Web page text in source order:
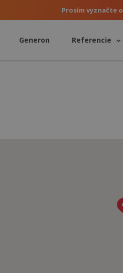
Prosím vyznačte
Generon Referencie